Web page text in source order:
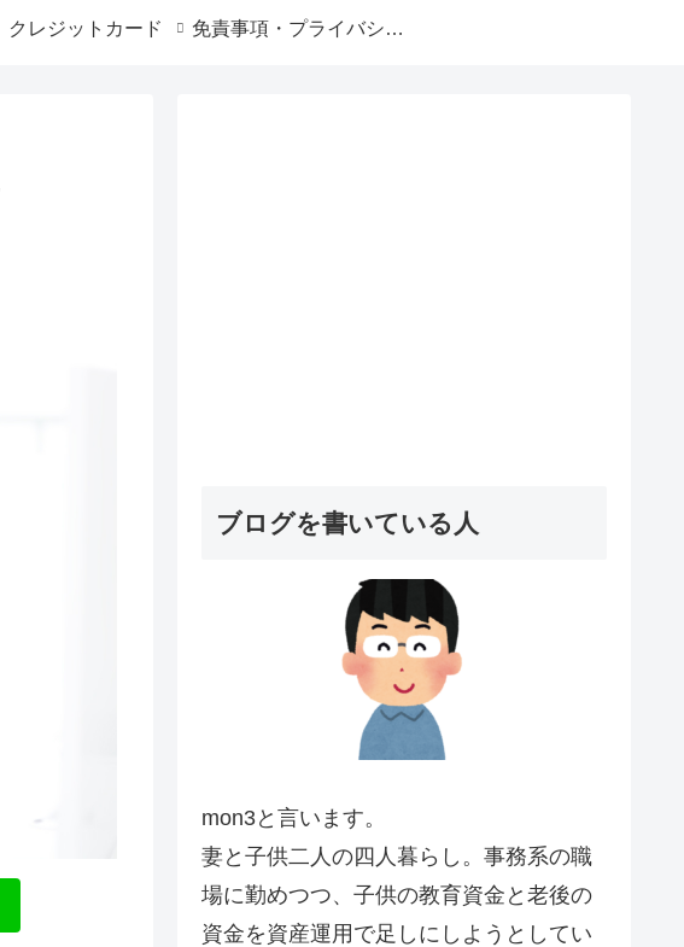
クレジットカード 免責事項・プライバシーポリシー
ブログを書いている人
mon3と言います。
妻と子供二人の四人暮らし。事務系の職
場に勤めつつ、子供の教育資金と老後の
資金を資産運用で足しにしようとしてい